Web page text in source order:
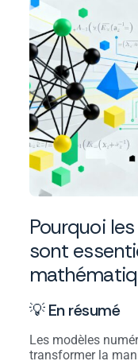
Pourquoi
sont
💡 En résumé
Les modèles
transformer la